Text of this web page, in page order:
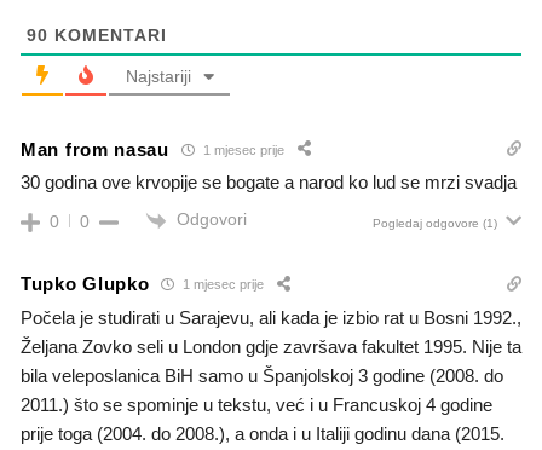
90 KOMENTARI
Najstariji
Man from nasau 1 mjesec prije
30 godina ove krvopije se bogate a narod ko lud se mrzi svadja
0 0 Odgovori Pogledaj odgovore (1)
Tupko Glupko 1 mjesec prije
Počela je studirati u Sarajevu, ali kada je izbio rat u Bosni 1992.,
Željana Zovko seli u London gdje završava fakultet 1995. Nije ta
bila veleposlanica BiH samo u Španjolskoj 3 godine (2008. do
2011.) što se spominje u tekstu, već i u Francuskoj 4 godine
prije toga (2004. do 2008.), a onda i u Italiji godinu dana (2015.